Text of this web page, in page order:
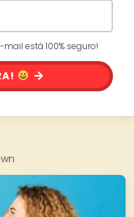
está 100% seguro!